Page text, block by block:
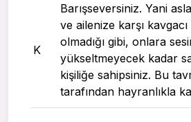
K
Barışseversiniz. Yani
ve ailenize karşı kavgacı
olmadığı gibi, onlara
yükseltmeyecek kadar
kişiliğe sahipsiniz. Bu
tarafından hayranlıkla